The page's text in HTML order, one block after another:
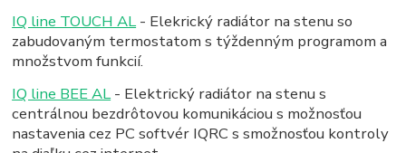
IQ line TOUCH AL- Elekrický radiátor na stenu so
zabudovaným termostatom s týždenným programom a
množstvom funkcií.
IQ line BEE AL- Elektrický radiátor na stenu s
centrálnou bezdrôtovou komunikáciou s možnosťou
nastavenia cez PC softvér IQRC s smožnosťou kontroly